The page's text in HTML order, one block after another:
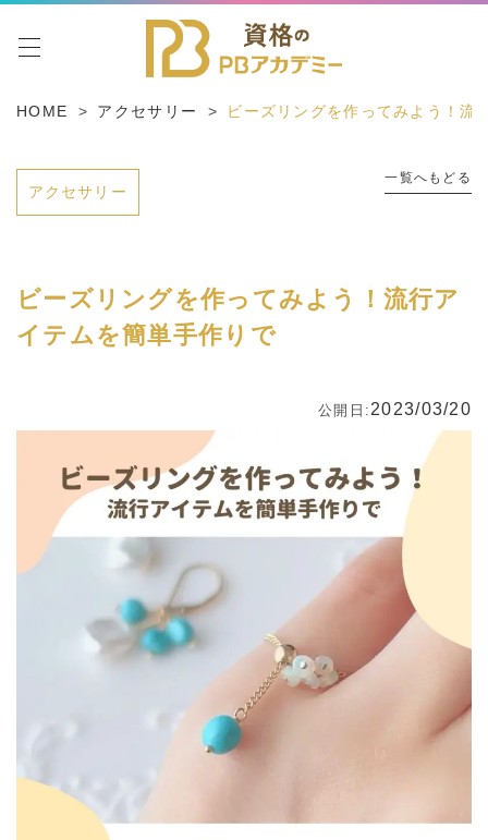
toggle navigation
HOME アクセサリー ビーズリングを作ってみよう！流
アクセサリー
一覧へもどる
ビーズリングを作ってみよう！流行ア
イテムを簡単手作りで
公開日:2023/03/20